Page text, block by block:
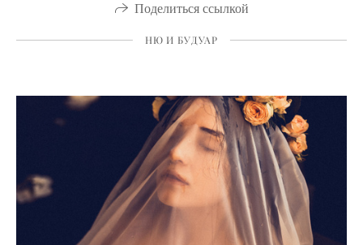
Поделиться ссылкой
НЮ И БУДУАР